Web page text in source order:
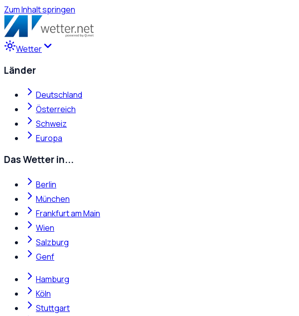
Zum Inhalt springen
Wetter
Länder
Deutschland
Österreich
Schweiz
Europa
Das Wetter in...
Berlin
München
Frankfurt am Main
Wien
Salzburg
Genf
Hamburg
Köln
Stuttgart